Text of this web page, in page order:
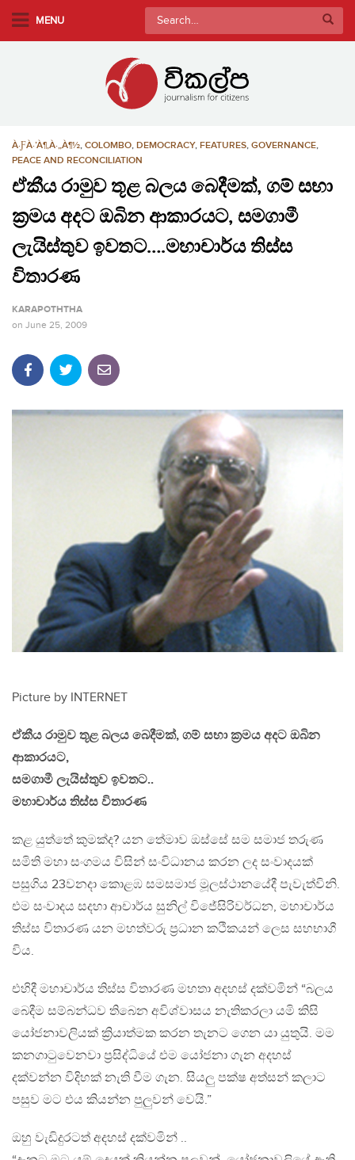
MENU
Search
for:
À·ƑÀ·’À¶‚À·„À¶½, COLOMBO, DEMOCRACY, FEATURES, GOVERNANCE,
PEACE AND RECONCILIATION
ඒකීය රාමුව තූළ බලය බෙදීමක්, ගම් සභා
ක්‍රමය අදට ඔබින ආකාරයට, සමගාමී
ලැයිස්තුව ඉවතට….මහාචාර්ය තිස්ස
විතාරණ
KARAPOTHTHA
on June 25, 2009
Picture by INTERNET
ඒකීය රාමුව තූළ බලය බෙදීමක්, ගම් සභා ක්‍රමය අදට ඔබින
ආකාරයට,
සමගාමී ලැයිස්තුව ඉවතට..
මහාචාර්ය තිස්ස විතාරණ
කළ යුත්තේ කුමක්ද? යන තේමාව ඔස්සේ සම සමාජ තරුණ
සමිති මහා සංගමය විසින් සංවිධානය කරන ලද සංවාදයක්
පසුගිය 23වනදා කොළඹ සමසමාජ මූලස්ථානයේදී පැවැත්විනි.
එම සංවාදය සදහා ආචාර්ය සුනිල් විජේසිරිවර්ධන, මහාචාර්ය
තිස්ස විතාරණ යන මහත්වරු ප්‍රධාන කථිකයන් ලෙස සහභාගී
විය.
එහිදී මහාචාර්ය තිස්ස විතාරණ මහතා අදහස් දක්වමින් “බලය
බෙදීම සම්බන්ධව තිබෙන අවිශ්වාසය නැතිකරලා යමි කිසි
යෝජනාවලියක් ක්‍රියාත්මක කරන තැනට ගෙන යා යුතුයි. මම
කනගාටුවෙනවා ප්‍රසිද්ධියේ එම යෝජනා ගැන අදහස්
දක්වන්න විදිහක් නැති වීම ගැන. සියලු පක්ෂ අත්සන් කලාට
පසුව මට එය කියන්න පුලුවන් වෙයි.”
ඔහු වැඩිදුරටත් අදහස් දක්වමින් ..